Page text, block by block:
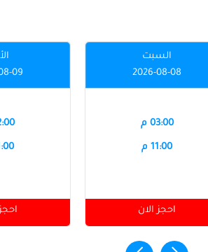
السبت
2026-08-08
03:00 م
11:00 م
احجز الان
09